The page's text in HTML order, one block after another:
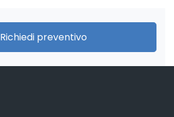
Richiedi preventivo